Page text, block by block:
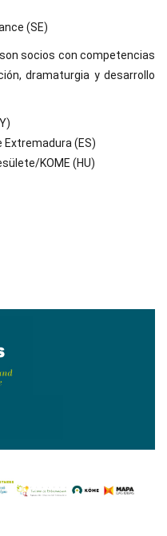
(SE)
socios con competencias
dramaturgia y desarrollo
Extremadura (ES)
KOME (HU)